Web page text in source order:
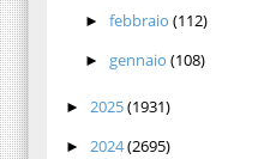
► febbraio (112)
► gennaio (108)
► 2025(1931)
► 2024(2695)